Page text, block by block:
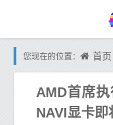
您现在的位置： 首页
AMD首席
NAVI显卡即